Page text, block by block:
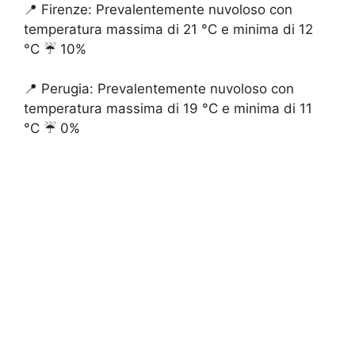
📍 Firenze: Prevalentemente nuvoloso con
temperatura massima di 21 °C e minima di 12
°C ☔️ 10%
📍 Perugia: Prevalentemente nuvoloso con
temperatura massima di 19 °C e minima di 11
°C ☔️ 0%